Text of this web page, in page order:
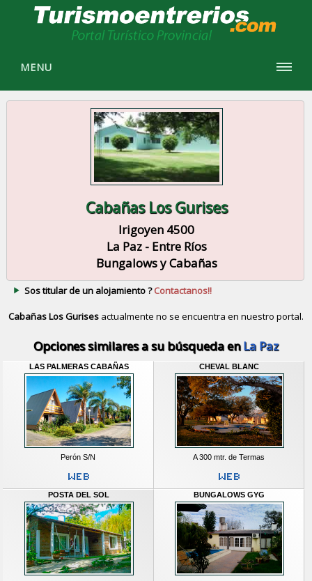
MENU
Cabañas Los Gurises
Irigoyen 4500
La Paz - Entre Ríos
Bungalows y Cabañas
Sos titular de un alojamiento ?Contactanos!!
Cabañas Los Gurisesactualmente no se encuentra en nuestro portal.
Opciones similares a su búsqueda enLa Paz
LAS PALMERAS CABAÑAS
Perón S/N
CHEVAL BLANC
A 300 mtr. de Termas
POSTA DEL SOL BUNGALOWS GYG